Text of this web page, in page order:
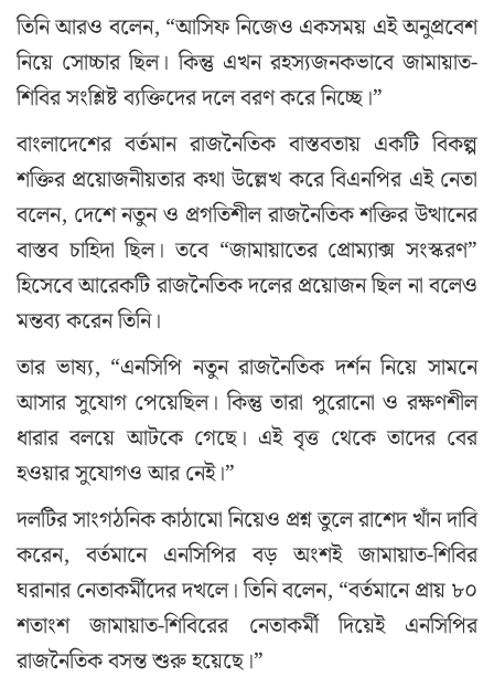
তিনি আরও বলেন, “আসিফ নিজেও একসময় এই অনুপ্রবেশ
নিয়ে সোচ্চার ছিল। কিন্তু এখন রহস্যজনকভাবে জামায়াত-
শিবির সংশ্লিষ্ট ব্যক্তিদের দলে বরণ করে নিচ্ছে।”
বাংলাদেশের বর্তমান রাজনৈতিক বাস্তবতায় একটি বিকল্প
শক্তির প্রয়োজনীয়তার কথা উল্লেখ করে বিএনপির এই নেতা
বলেন, দেশে নতুন ও প্রগতিশীল রাজনৈতিক শক্তির উত্থানের
বাস্তব চাহিদা ছিল। তবে “জামায়াতের প্রোম্যাক্স সংস্করণ”
হিসেবে আরেকটি রাজনৈতিক দলের প্রয়োজন ছিল না বলেও
মন্তব্য করেন তিনি।
তার ভাষ্য, “এনসিপি নতুন রাজনৈতিক দর্শন নিয়ে সামনে
আসার সুযোগ পেয়েছিল। কিন্তু তারা পুরোনো ও রক্ষণশীল
ধারার বলয়ে আটকে গেছে। এই বৃত্ত থেকে তাদের বের
হওয়ার সুযোগও আর নেই।”
দলটির সাংগঠনিক কাঠামো নিয়েও প্রশ্ন তুলে রাশেদ খাঁন দাবি
করেন, বর্তমানে এনসিপির বড় অংশই জামায়াত-শিবির
ঘরানার নেতাকর্মীদের দখলে। তিনি বলেন, “বর্তমানে প্রায় ৮০
শতাংশ জামায়াত-শিবিরের নেতাকর্মী দিয়েই এনসিপির
রাজনৈতিক বসন্ত শুরু হয়েছে।”